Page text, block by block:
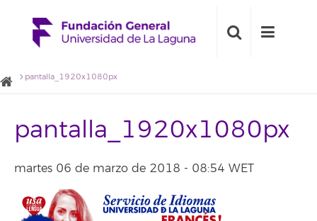
pantalla_1920x1080px
pantalla_1920x1080px
martes 06 de marzo de 2018 - 08:54 WET